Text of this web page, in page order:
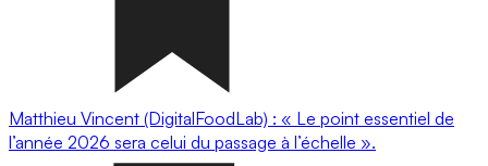
Matthieu Vincent (DigitalFoodLab) : « Le point essentiel de
l’année 2026 sera celui du passage à l’échelle ».